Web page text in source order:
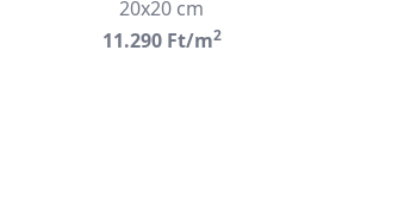
20x20 cm
11.290 Ft/m2